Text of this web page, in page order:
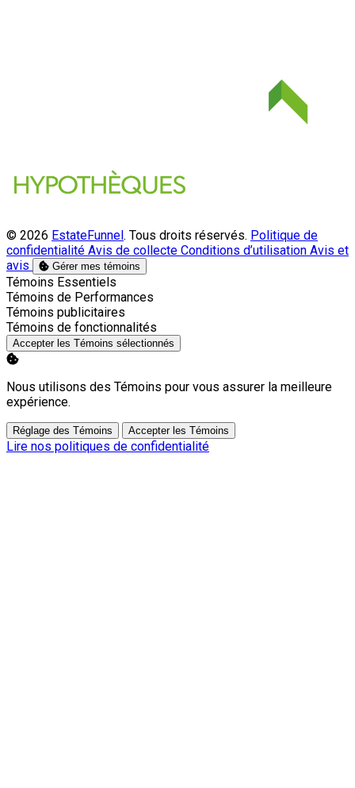
© 2026 EstateFunnel. Tous droits réservés. Politique de
confidentialité Avis de collecte Conditions d’utilisation Avis et
avis
Gérer mes témoins
Activer
Témoins Essentiels
Activer
Témoins de Performances
Activer
Témoins publicitaires
Activer
Témoins de fonctionnalités
Accepter les Témoins sélectionnés
Nous utilisons des Témoins pour vous assurer la meilleure
expérience.
Réglage des Témoins Accepter les Témoins
Lire nos politiques de confidentialité